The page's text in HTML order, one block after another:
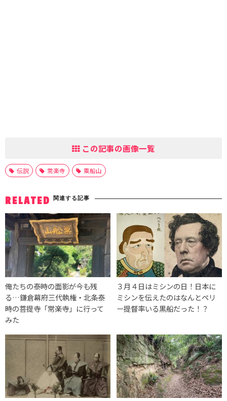
この記事の画像一覧
伝説 常楽寺 粟船山
RELATED 関連する記事
俺たちの泰時の面影が今も残
る…鎌倉幕府三代執権・北条泰
時の菩提寺「常楽寺」に行って
みた
３月４日はミシンの日！日本に
ミシンを伝えたのはなんとペリ
ー提督率いる黒船だった！？